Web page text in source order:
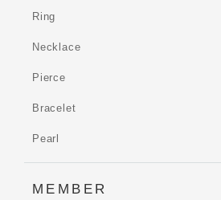
Ring
Necklace
Pierce
Bracelet
Pearl
MEMBER